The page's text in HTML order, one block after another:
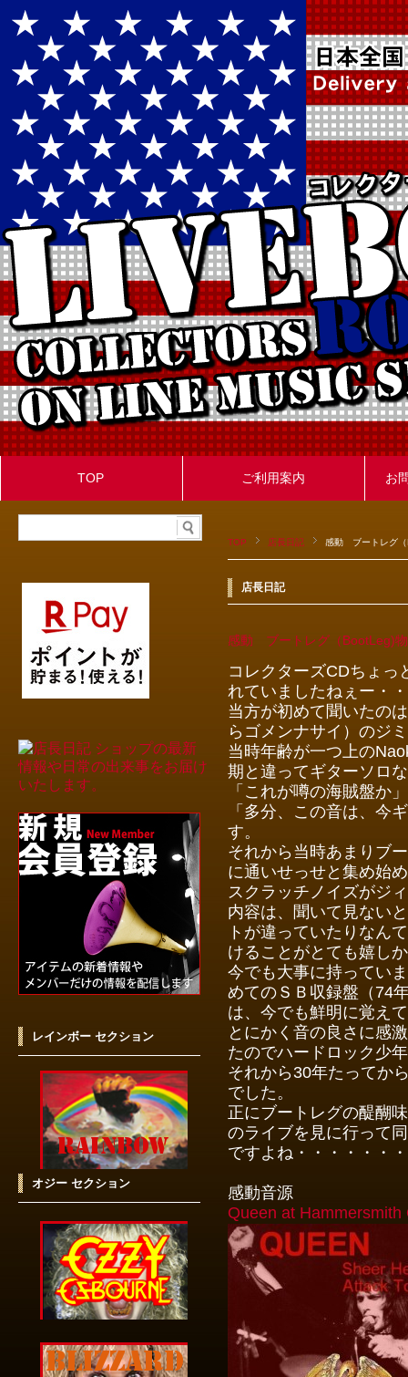
TOP ご利用案内 お
TOP 店長日記 感動 ブートレグ
店長日記
感動 ブートレグ（BootLeg)
コレクターズCDちょっ
れていましたねぇー・
当方が初めて聞いたの
らゴメンナサイ）のジ
当時年齢が一つ上の
期と違ってギターソロ
「これが噂の海賊盤か
「多分、この音は、今
す。
それから当時あまりブ
に通いせっせと集め始
スクラッチノイズがジ
内容は、聞いて見ない
トが違っていたりなん
けることがとても嬉し
今でも大事に持ってい
めてのＳＢ収録盤（74
は、今でも鮮明に覚え
とにかく音の良さに感
たのでハードロック少
それから30年たってか
でした。
正にブートレグの醍醐
のライブを見に行って
ですよね・・・・・・
感動音源
Queen at
レインボー セクション
オジー セクション